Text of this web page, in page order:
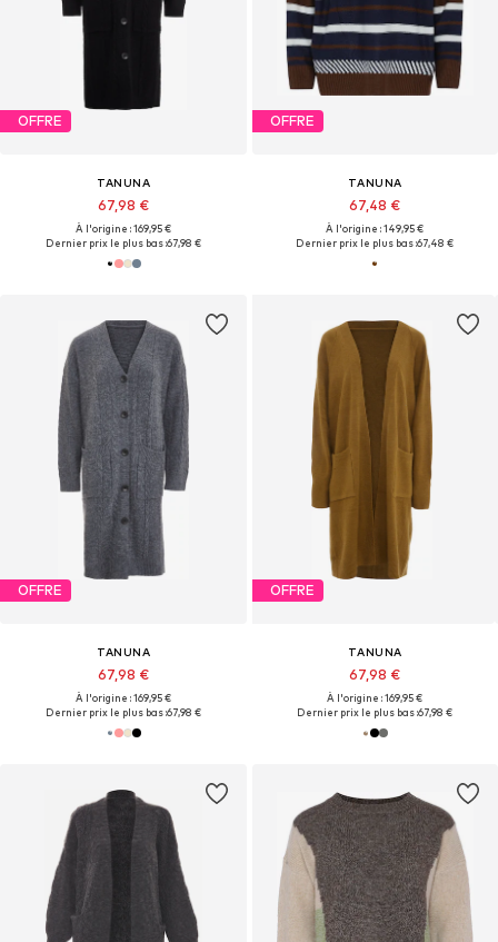
OFFRE
TANUNA
67,98 €
À l'origine : 169,95 €
Dernier prix le plus bas :67,98 €
OFFRE
TANUNA
67,48 €
À l'origine : 149,95 €
Dernier prix le plus bas :67,48 €
OFFRE
TANUNA
67,98 €
À l'origine : 169,95 €
Dernier prix le plus bas :67,98 €
OFFRE
TANUNA
67,98 €
À l'origine : 169,95 €
Dernier prix le plus bas :67,98 €